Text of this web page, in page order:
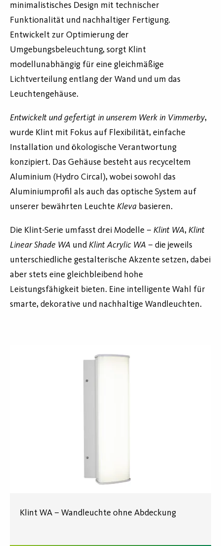
minimalistisches Design mit technischer
Funktionalität und nachhaltiger Fertigung.
Entwickelt zur Optimierung der
Umgebungsbeleuchtung, sorgt Klint
modellunabhängig für eine gleichmäßige
Lichtverteilung entlang der Wand und um das
Leuchtengehäuse.
Entwickelt und gefertigt in unserem Werk in Vimmerby,
wurde Klint mit Fokus auf Flexibilität, einfache
Installation und ökologische Verantwortung
konzipiert. Das Gehäuse besteht aus recyceltem
Aluminium (Hydro Circal), wobei sowohl das
Aluminiumprofil als auch das optische System auf
unserer bewährten Leuchte Kleva basieren.
Die Klint-Serie umfasst drei Modelle – Klint WA, Klint
Linear Shade WA und Klint Acrylic WA – die jeweils
unterschiedliche gestalterische Akzente setzen, dabei
aber stets eine gleichbleibend hohe
Leistungsfähigkeit bieten. Eine intelligente Wahl für
smarte, dekorative und nachhaltige Wandleuchten.
Klint WA – Wandleuchte ohne Abdeckung